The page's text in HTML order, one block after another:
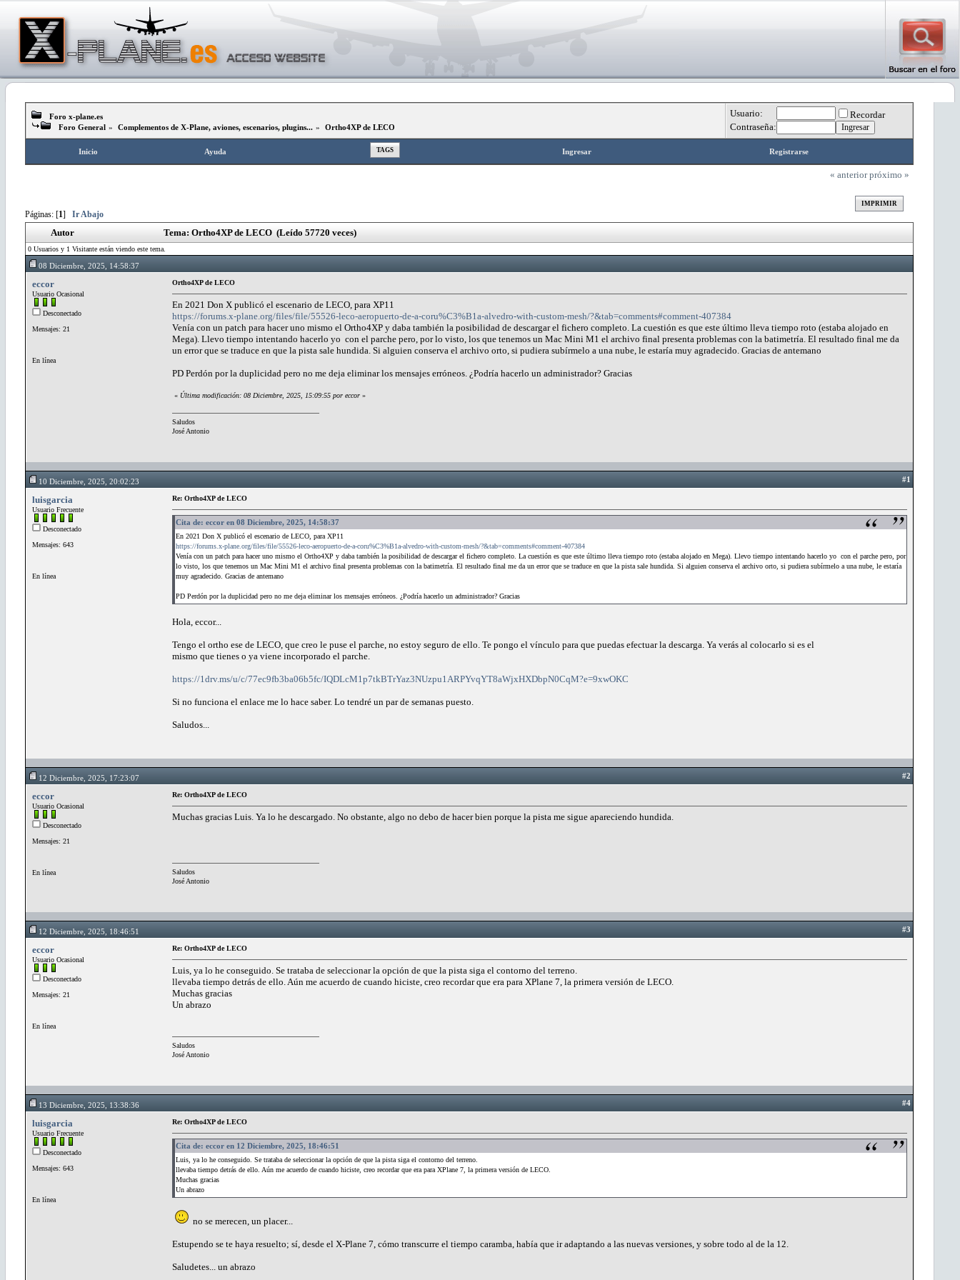
Foro x-plane.es
Foro General » Complementos de X-Plane, aviones, escenarios, plugins... » Ortho4XP de LECO
Usuario:
Recordar
Contraseña:
Inicio Ayuda TAGS Ingresar Registrarse
Páginas: [1] Ir Abajo
« anterior próximo »
IMPRIMIR
Autor Tema: Ortho4XP de LECO (Leído 57720 veces)
0 Usuarios y 1 Visitante están viendo este tema.
08 Diciembre, 2025, 14:58:37
eccor
Usuario Ocasional
Desconectado
Mensajes: 21
En línea
Ortho4XP de LECO
En 2021 Don X publicó el escenario de LECO, para XP11
https://forums.x-plane.org/files/file/55526-leco-aeropuerto-de-a-coru%C3%B1a-alvedro-with-custom-mesh/?&tab=comments#comment-407384
Venía con un patch para hacer uno mismo el Ortho4XP y daba también la posibilidad de descargar el fichero completo. La cuestión es que este último lleva tiempo roto (estaba alojado en
Mega). Llevo tiempo intentando hacerlo yo con el parche pero, por lo visto, los que tenemos un Mac Mini M1 el archivo final presenta problemas con la batimetría. El resultado final me da
un error que se traduce en que la pista sale hundida. Si alguien conserva el archivo orto, si pudiera subírmelo a una nube, le estaría muy agradecido. Gracias de antemano
PD Perdón por la duplicidad pero no me deja eliminar los mensajes erróneos. ¿Podría hacerlo un administrador? Gracias
« Última modificación: 08 Diciembre, 2025, 15:09:55 por eccor »
Saludos
José Antonio
10 Diciembre, 2025, 20:02:23 #1
luisgarcia
Usuario Frecuente
Desconectado
Mensajes: 643
En línea
Re: Ortho4XP de LECO
Cita de: eccor en 08 Diciembre, 2025, 14:58:37
En 2021 Don X publicó el escenario de LECO, para XP11
https://forums.x-plane.org/files/file/55526-leco-aeropuerto-de-a-coru%C3%B1a-alvedro-with-custom-mesh/?&tab=comments#comment-407384
Venía con un patch para hacer uno mismo el Ortho4XP y daba también la posibilidad de descargar el fichero completo. La cuestión es que este último lleva tiempo roto (estaba alojado en Mega). Llevo tiempo intentando hacerlo yo con el parche pero, por
lo visto, los que tenemos un Mac Mini M1 el archivo final presenta problemas con la batimetría. El resultado final me da un error que se traduce en que la pista sale hundida. Si alguien conserva el archivo orto, si pudiera subírmelo a una nube, le estaría
muy agradecido. Gracias de antemano
PD Perdón por la duplicidad pero no me deja eliminar los mensajes erróneos. ¿Podría hacerlo un administrador? Gracias
Hola, eccor...
Tengo el ortho ese de LECO, que creo le puse el parche, no estoy seguro de ello. Te pongo el vínculo para que puedas efectuar la descarga. Ya verás al colocarlo si es el
mismo que tienes o ya viene incorporado el parche.
https://1drv.ms/u/c/77ec9fb3ba06b5fc/IQDLcM1p7tkBTrYaz3NUzpu1ARPYvqYT8aWjxHXDbpN0CqM?e=9xwOKC
Si no funciona el enlace me lo hace saber. Lo tendré un par de semanas puesto.
Saludos...
12 Diciembre, 2025, 17:23:07 #2
eccor
Usuario Ocasional
Desconectado
Mensajes: 21
En línea
Re: Ortho4XP de LECO
Muchas gracias Luis. Ya lo he descargado. No obstante, algo no debo de hacer bien porque la pista me sigue apareciendo hundida.
Saludos
José Antonio
12 Diciembre, 2025, 18:46:51 #3
eccor
Usuario Ocasional
Desconectado
Mensajes: 21
En línea
Re: Ortho4XP de LECO
Luis, ya lo he conseguido. Se trataba de seleccionar la opción de que la pista siga el contorno del terreno.
llevaba tiempo detrás de ello. Aún me acuerdo de cuando hiciste, creo recordar que era para XPlane 7, la primera versión de LECO.
Muchas gracias
Un abrazo
Saludos
José Antonio
13 Diciembre, 2025, 13:38:36 #4
luisgarcia
Usuario Frecuente
Desconectado
Mensajes: 643
En línea
Re: Ortho4XP de LECO
Cita de: eccor en 12 Diciembre, 2025, 18:46:51
Luis, ya lo he conseguido. Se trataba de seleccionar la opción de que la pista siga el contorno del terreno.
llevaba tiempo detrás de ello. Aún me acuerdo de cuando hiciste, creo recordar que era para XPlane 7, la primera versión de LECO.
Muchas gracias
Un abrazo
no se merecen, un placer...
Estupendo se te haya resuelto; sí, desde el X-Plane 7, cómo transcurre el tiempo caramba, había que ir adaptando a las nuevas versiones, y sobre todo al de la 12.
Saludetes... un abrazo